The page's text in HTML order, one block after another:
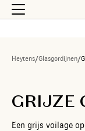
Heytens/Glasgordijnen/
GRIJZE
Een grijs voilage